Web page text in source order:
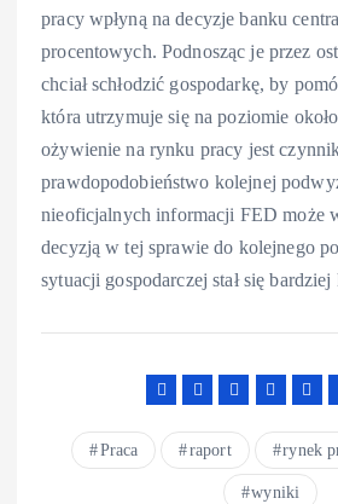
pracy wpłyną na decyzje banku
procentowych. Podnosząc je przez
chciał schłodzić gospodarkę, by
która utrzymuje się na poziomie
ożywienie na rynku pracy jest
prawdopodobieństwo kolejnej
nieoficjalnych informacji FED może
decyzją w tej sprawie do kolejnego
sytuacji gospodarczej stał się
Praca raport rynek
wyniki